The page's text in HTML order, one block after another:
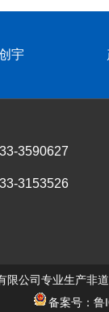
宇
3590627
3153526
限公司专业生产非
备案号：鲁